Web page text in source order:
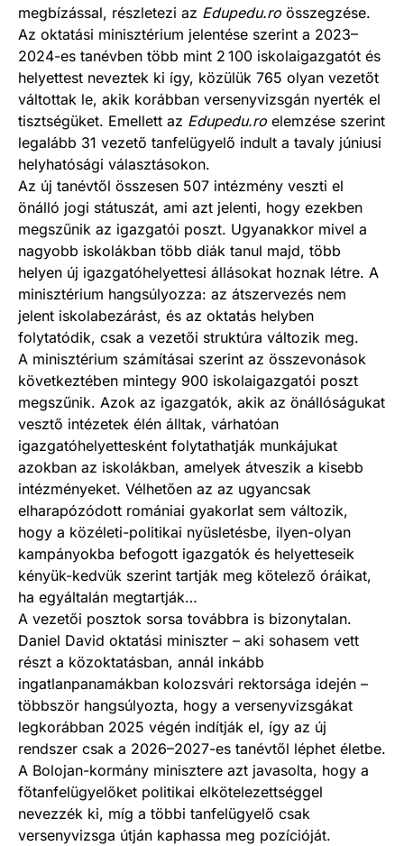
megbízással, részletezi az Edupedu.ro összegzése.
Az oktatási minisztérium jelentése szerint a 2023–
2024-es tanévben több mint 2 100 iskolaigazgatót és
helyettest neveztek ki így, közülük 765 olyan vezetőt
váltottak le, akik korábban versenyvizsgán nyerték el
tisztségüket. Emellett az Edupedu.ro elemzése szerint
legalább 31 vezető tanfelügyelő indult a tavaly júniusi
helyhatósági választásokon.
Az új tanévtől összesen 507 intézmény veszti el
önálló jogi státuszát, ami azt jelenti, hogy ezekben
megszűnik az igazgatói poszt. Ugyanakkor mivel a
nagyobb iskolákban több diák tanul majd, több
helyen új igazgatóhelyettesi állásokat hoznak létre. A
minisztérium hangsúlyozza: az átszervezés nem
jelent iskolabezárást, és az oktatás helyben
folytatódik, csak a vezetői struktúra változik meg.
A minisztérium számításai szerint az összevonások
következtében mintegy 900 iskolaigazgatói poszt
megszűnik. Azok az igazgatók, akik az önállóságukat
vesztő intézetek élén álltak, várhatóan
igazgatóhelyettesként folytathatják munkájukat
azokban az iskolákban, amelyek átveszik a kisebb
intézményeket. Vélhetően az az ugyancsak
elharapózódott romániai gyakorlat sem változik,
hogy a közéleti-politikai nyüsletésbe, ilyen-olyan
kampányokba befogott igazgatók és helyetteseik
kényük-kedvük szerint tartják meg kötelező óráikat,
ha egyáltalán megtartják…
A vezetői posztok sorsa továbbra is bizonytalan.
Daniel David oktatási miniszter – aki sohasem vett
részt a közoktatásban, annál inkább
ingatlanpanamákban kolozsvári rektorsága idején –
többször hangsúlyozta, hogy a versenyvizsgákat
legkorábban 2025 végén indítják el, így az új
rendszer csak a 2026–2027-es tanévtől léphet életbe.
A Bolojan-kormány minisztere azt javasolta, hogy a
főtanfelügyelőket politikai elkötelezettséggel
nevezzék ki, míg a többi tanfelügyelő csak
versenyvizsga útján kaphassa meg pozícióját.